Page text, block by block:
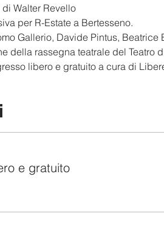
Walter Revello
per R-Estate a Bertesseno.
Gallerio, Davide Pintus, Beatrice
della rassegna teatrale del Teatro
libero e gratuito a cura di
e gratuito